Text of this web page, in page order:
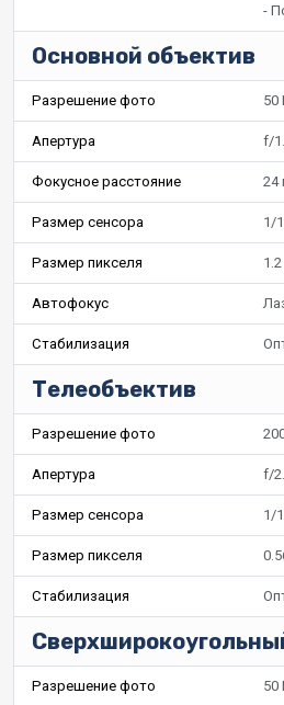
-
Основной объектив
Разрешение фото 50
Апертура f/
Фокусное расстояние 24
Размер сенсора 1/
Размер пикселя
Автофокус
Стабилизация
Телеобъектив
Разрешение фото
Апертура f/
Размер сенсора 1/
Размер пикселя
Стабилизация
Разрешение фото 50